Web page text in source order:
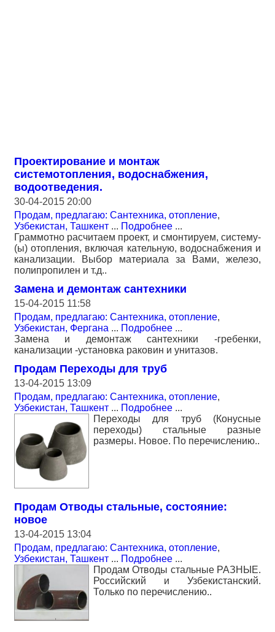
Проектирование и монтаж
системотопления, водоснабжения,
водоотведения.
30-04-2015 20:00
Продам, предлагаю: Сантехника, отопление,
Узбекистан, Ташкент ... Подробнее ...
Граммотно расчитаем проект, и смонтируем, систему-
(ы) отопления, включая кательную, водоснабжения и
канализации. Выбор материала за Вами, железо,
полипропилен и т.д..
Замена и демонтаж сантехники
15-04-2015 11:58
Продам, предлагаю: Сантехника, отопление,
Узбекистан, Фергана ... Подробнее ...
Замена и демонтаж сантехники -гребенки,
канализации -установка раковин и унитазов.
Продам Переходы для труб
13-04-2015 13:09
Продам, предлагаю: Сантехника, отопление,
Узбекистан, Ташкент ... Подробнее ...
Переходы для труб (Конусные
переходы) стальные разные
размеры. Новое. По перечислению..
Продам Отводы стальные, состояние:
новое
13-04-2015 13:04
Продам, предлагаю: Сантехника, отопление,
Узбекистан, Ташкент ... Подробнее ...
Продам Отводы стальные РАЗНЫЕ.
Российский и Узбекистанский.
Только по перечислению..